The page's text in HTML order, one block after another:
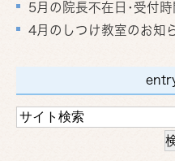
5月の院長不在日･受付
4月のしつけ教室のお知